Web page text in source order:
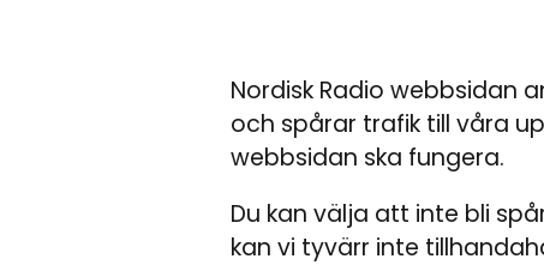
Nordisk Radio webbsidan
och spårar trafik till våra
webbsidan ska fungera.
Du kan välja att inte bli
kan vi tyvärr inte